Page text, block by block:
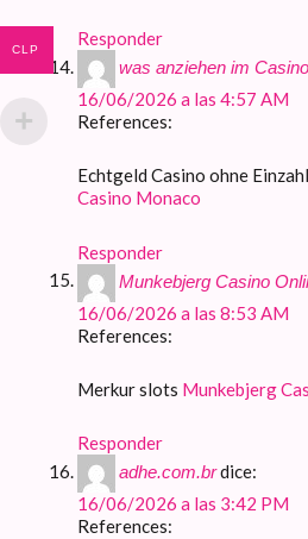
Responder
was anziehen im
16/06/2026 a las 4:57 AM
References:
Echtgeld Casino ohne
Casino Monaco
Responder
Munkebjerg Casino
16/06/2026 a las 8:53 AM
References:
Merkur slots Munkebjerg
Responder
adhe.com.brdice:
16/06/2026 a las 3:42 PM
References:
CLP